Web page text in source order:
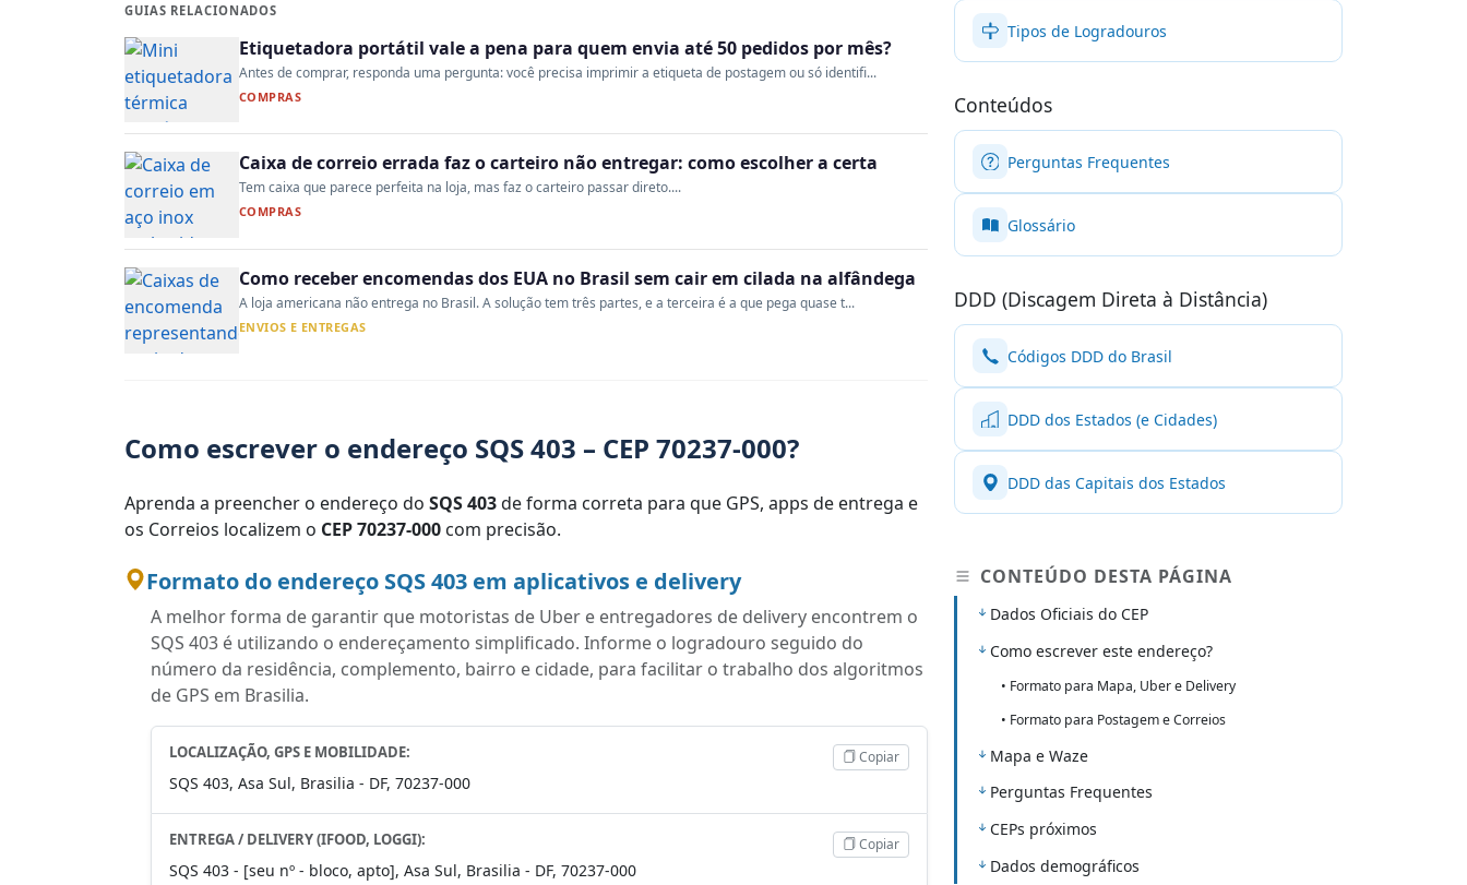
GUIAS RELACIONADOS
Etiquetadora portátil vale a pena para quem envia até 50 pedidos por mês?
Antes de comprar, responda uma pergunta: você precisa imprimir a etiqueta de postagem ou só identifi...
COMPRAS
Caixa de correio errada faz o carteiro não entregar: como escolher a certa
Tem caixa que parece perfeita na loja, mas faz o carteiro passar direto....
COMPRAS
Como receber encomendas dos EUA no Brasil sem cair em cilada na alfândega
A loja americana não entrega no Brasil. A solução tem três partes, e a terceira é a que pega quase t...
ENVIOS E ENTREGAS
Como escrever o endereço SQS 403 – CEP 70237-000?
Aprenda a preencher o endereço do SQS 403de forma correta para que GPS, apps de entrega e
os Correios localizem o CEP 70237-000 com precisão.
Formato do endereço SQS 403 em aplicativos e delivery
A melhor forma de garantir que motoristas de Uber e entregadores de delivery encontrem o
SQS 403 é utilizando o endereçamento simplificado. Informe o logradouro seguido do
número da residência, complemento, bairro e cidade, para facilitar o trabalho dos algoritmos
de GPS em Brasilia.
LOCALIZAÇÃO, GPS E MOBILIDADE:
SQS 403, Asa Sul, Brasilia - DF, 70237-000
Copiar
ENTREGA / DELIVERY (IFOOD, LOGGI):
SQS 403 - [seu nº - bloco, apto], Asa Sul, Brasilia - DF, 70237-000
Copiar
Tipos de Logradouros
Conteúdos
Perguntas Frequentes
Glossário
DDD (Discagem Direta à Distância)
Códigos DDD do Brasil
DDD dos Estados (e Cidades)
DDD das Capitais dos Estados
CONTEÚDO DESTA PÁGINA
Dados Oficiais do CEP
Como escrever este endereço?
• Formato para Mapa, Uber e Delivery
• Formato para Postagem e Correios
Mapa e Waze
Perguntas Frequentes
CEPs próximos
Dados demográficos